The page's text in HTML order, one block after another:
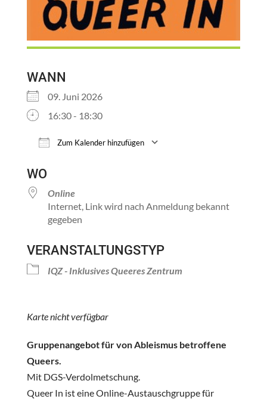
WANN
09. Juni 2026
16:30 - 18:30
Zum Kalender hinzufügen
WO
Online
Internet, Link wird nach Anmeldung bekannt
gegeben
VERANSTALTUNGSTYP
IQZ - Inklusives Queeres Zentrum
Karte nicht verfügbar
Gruppenangebot für von Ableismus betroffene
Queers.
Mit DGS-Verdolmetschung.
Queer In ist eine Online-Austauschgruppe für